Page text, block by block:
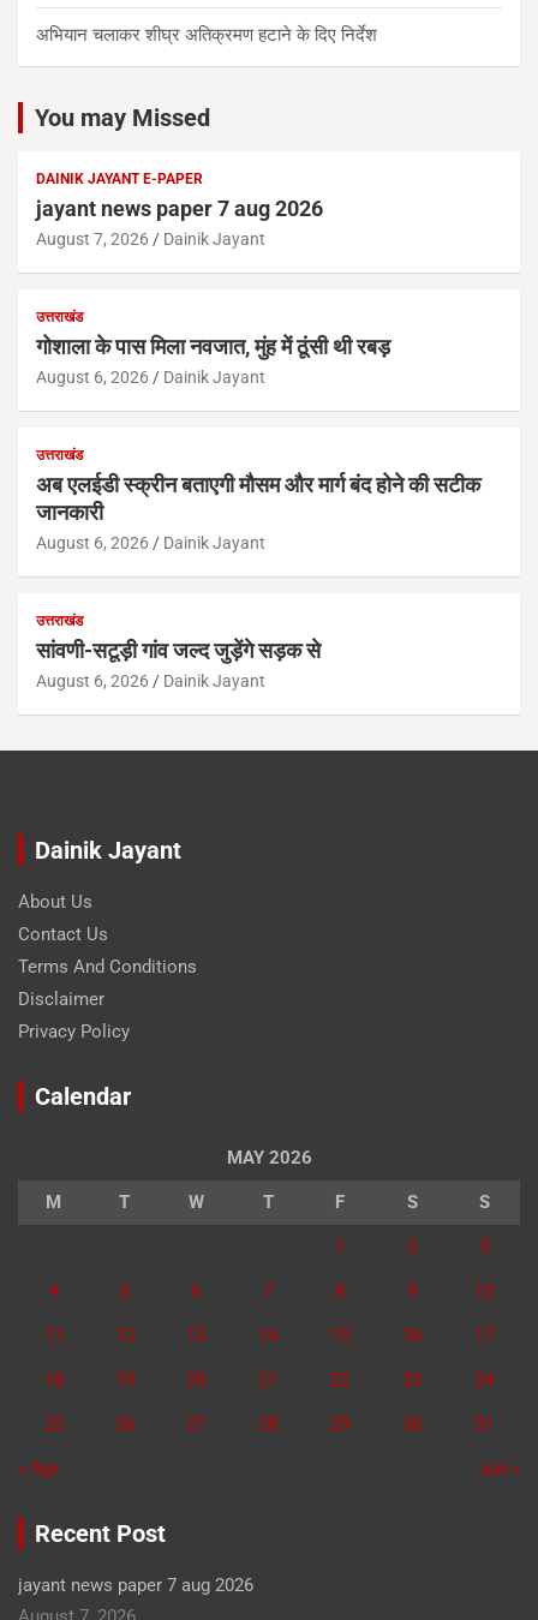
अभियान चलाकर शीघ्र अतिक्रमण हटाने के दिए निर्देश
You may Missed
DAINIK JAYANT E-PAPER
jayant news paper 7 aug 2026
August 7, 2026 Dainik Jayant
उत्तराखंड
गोशाला के पास मिला नवजात, मुंह में ठूंसी थी रबड़
August 6, 2026 Dainik Jayant
उत्तराखंड
अब एलईडी स्क्रीन बताएगी मौसम और मार्ग बंद होने की सटीक
जानकारी
August 6, 2026 Dainik Jayant
उत्तराखंड
सांवणी-सटूड़ी गांव जल्द जुड़ेंगे सड़क से
August 6, 2026 Dainik Jayant
Dainik Jayant
About Us
Contact Us
Terms And Conditions
Disclaimer
Privacy Policy
Calendar
MAY 2026
M T W T F S S
1 2 3
4 5 6 7 8 9 10
11 12 13 14 15 16 17
18 19 20 21 22 23 24
25 26 27 28 29 30 31
« Apr Jun »
Recent Post
jayant news paper 7 aug 2026